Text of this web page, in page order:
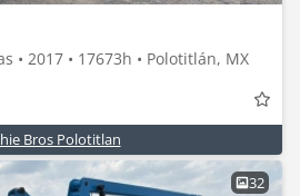
• 2017 • 17673h • Polotitlán, MX
Bros Polotitlan
32